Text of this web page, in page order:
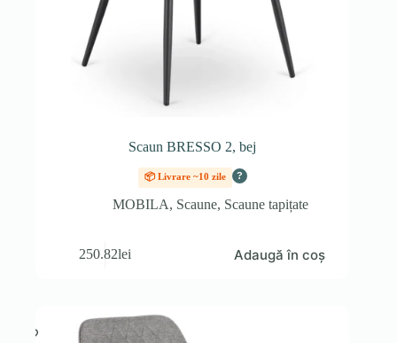
Scaun BRESSO 2, bej
📦 Livrare ~10 zile ?
MOBILA, Scaune, Scaune tapițate
250.82lei Adaugă în coș